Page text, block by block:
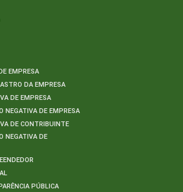
EMPRESA
DA EMPRESA
DE EMPRESA
NEGATIVA DE EMPRESA
DE CONTRIBUINTE
NEGATIVA DE
PÚBLICA